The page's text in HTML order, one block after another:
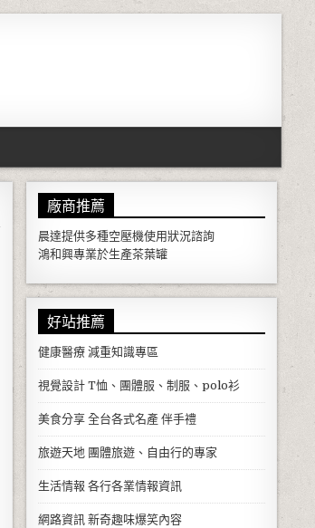
廠商推薦
晨達提供多種空壓機使用狀況諮詢
鴻和興專業於生產茶葉罐
好站推薦
健康醫療減重知識專區
視覺設計T恤、團體服、制服、polo衫
美食分享全台各式名產 伴手禮
旅遊天地團體旅遊、自由行的專家
生活情報 各行各業情報資訊
網路資訊新奇趣味爆笑內容